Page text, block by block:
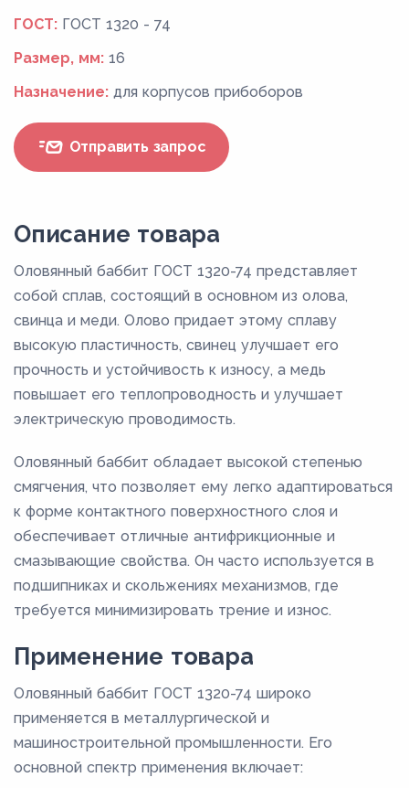
ГОСТ: ГОСТ 1320 - 74
Размер, мм: 16
Назначение: для корпусов прибоборов
Отправить запрос
Описание товара
Оловянный баббит ГОСТ 1320-74 представляет
собой сплав, состоящий в основном из олова,
свинца и меди. Олово придает этому сплаву
высокую пластичность, свинец улучшает его
прочность и устойчивость к износу, а медь
повышает его теплопроводность и улучшает
электрическую проводимость.
Оловянный баббит обладает высокой степенью
смягчения, что позволяет ему легко адаптироваться
к форме контактного поверхностного слоя и
обеспечивает отличные антифрикционные и
смазывающие свойства. Он часто используется в
подшипниках и скольжениях механизмов, где
требуется минимизировать трение и износ.
Применение товара
Оловянный баббит ГОСТ 1320-74 широко
применяется в металлургической и
машиностроительной промышленности. Его
основной спектр применения включает: